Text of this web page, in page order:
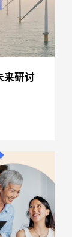
来研讨